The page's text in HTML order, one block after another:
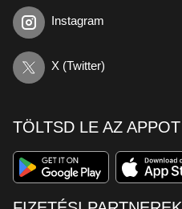
Instagram
X (Twitter)
TÖLTSD LE AZ APPOT